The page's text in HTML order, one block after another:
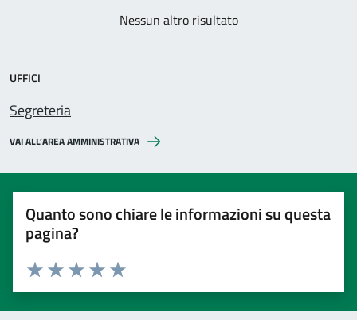
Nessun altro risultato
UFFICI
Segreteria
VAI ALL’AREA AMMINISTRATIVA
Quanto sono chiare le informazioni su questa
pagina?
Valuta 5 stelle su 5
Valuta 4 stelle su 5
Valuta 3 stelle su 5
Valuta 2 stelle su 5
Valuta 1 stelle su 5